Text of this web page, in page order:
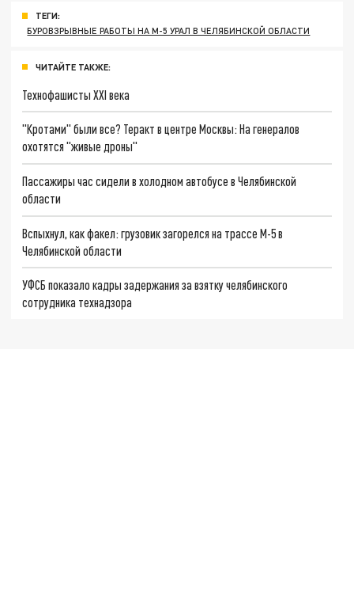
ТЕГИ:
БУРОВЗРЫВНЫЕ РАБОТЫ НА М-5 УРАЛ В ЧЕЛЯБИНСКОЙ ОБЛАСТИ
ЧИТАЙТЕ ТАКЖЕ:
Технофашисты XXI века
"Кротами" были все? Теракт в центре Москвы: На генералов
охотятся "живые дроны"
Пассажиры час сидели в холодном автобусе в Челябинской
области
Вспыхнул, как факел: грузовик загорелся на трассе М-5 в
Челябинской области
УФСБ показало кадры задержания за взятку челябинского
сотрудника технадзора